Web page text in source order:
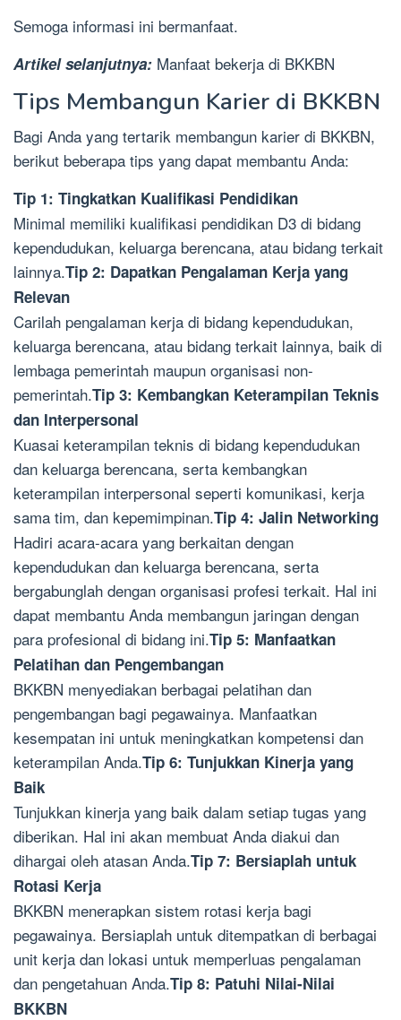
Semoga informasi ini bermanfaat.
Artikel selanjutnya: Manfaat bekerja di BKKBN
Tips Membangun Karier di BKKBN
Bagi Anda yang tertarik membangun karier di BKKBN,
berikut beberapa tips yang dapat membantu Anda:
Tip 1: Tingkatkan Kualifikasi Pendidikan
Minimal memiliki kualifikasi pendidikan D3 di bidang
kependudukan, keluarga berencana, atau bidang terkait
lainnya.Tip 2: Dapatkan Pengalaman Kerja yang
Relevan
Carilah pengalaman kerja di bidang kependudukan,
keluarga berencana, atau bidang terkait lainnya, baik di
lembaga pemerintah maupun organisasi non-
pemerintah.Tip 3: Kembangkan Keterampilan Teknis
dan Interpersonal
Kuasai keterampilan teknis di bidang kependudukan
dan keluarga berencana, serta kembangkan
keterampilan interpersonal seperti komunikasi, kerja
sama tim, dan kepemimpinan.Tip 4: Jalin Networking
Hadiri acara-acara yang berkaitan dengan
kependudukan dan keluarga berencana, serta
bergabunglah dengan organisasi profesi terkait. Hal ini
dapat membantu Anda membangun jaringan dengan
para profesional di bidang ini.Tip 5: Manfaatkan
Pelatihan dan Pengembangan
BKKBN menyediakan berbagai pelatihan dan
pengembangan bagi pegawainya. Manfaatkan
kesempatan ini untuk meningkatkan kompetensi dan
keterampilan Anda.Tip 6: Tunjukkan Kinerja yang
Baik
Tunjukkan kinerja yang baik dalam setiap tugas yang
diberikan. Hal ini akan membuat Anda diakui dan
dihargai oleh atasan Anda.Tip 7: Bersiaplah untuk
Rotasi Kerja
BKKBN menerapkan sistem rotasi kerja bagi
pegawainya. Bersiaplah untuk ditempatkan di berbagai
unit kerja dan lokasi untuk memperluas pengalaman
dan pengetahuan Anda.Tip 8: Patuhi Nilai-Nilai
BKKBN